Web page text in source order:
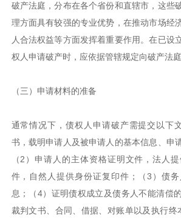
破产法庭，分布在各个省份和直辖市，这些
理方面具有较强的专业优势，在推动市场经
人合法权益等方面发挥着重要作用。在已设
权人申请破产时，应依据管辖规定向破产法庭
（三）申请材料的准备
通常情况下，债权人申请破产需提交以下
书，载明申请人及被申请人的基本信息、申
（2）申请人的主体资格证明文件，法人
件，自然人提供身份证复印件；（3）债
息；（4）证明债权成立及债务人不能清偿
裁判文书、合同、借据、对账单以及执行终